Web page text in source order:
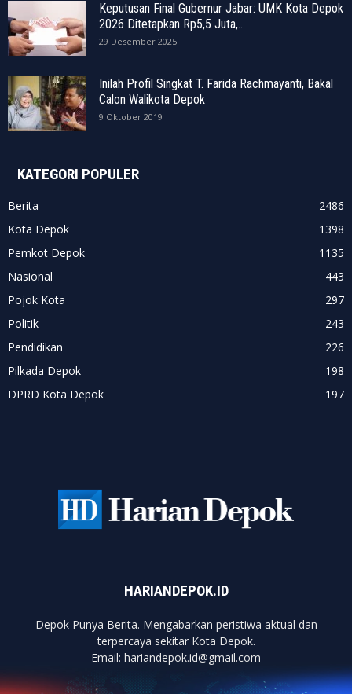
Keputusan Final Gubernur Jabar: UMK Kota Depok
2026 Ditetapkan Rp5,5 Juta,...
29 Desember 2025
Inilah Profil Singkat T. Farida Rachmayanti, Bakal
Calon Walikota Depok
9 Oktober 2019
KATEGORI POPULER
Berita
2486
Kota Depok
1398
Pemkot Depok
1135
Nasional
443
Pojok Kota
297
Politik
243
Pendidikan
226
Pilkada Depok
198
DPRD Kota Depok
197
HARIANDEPOK.ID
Depok Punya Berita. Mengabarkan peristiwa aktual dan
terpercaya sekitar Kota Depok.
Email: hariandepok.id@gmail.com